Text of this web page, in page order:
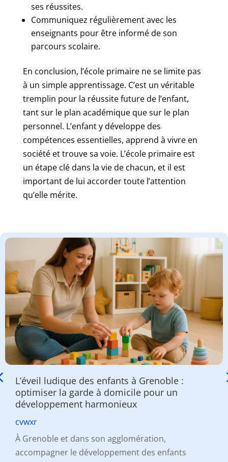
ses réussites.
Communiquez régulièrement avec les
enseignants pour être informé de son
parcours scolaire.
En conclusion, l’école primaire ne se limite pas
à un simple apprentissage. C’est un véritable
tremplin pour la réussite future de l’enfant,
tant sur le plan académique que sur le plan
personnel. L’enfant y développe des
compétences essentielles, apprend à vivre en
société et trouve sa voie. L’école primaire est
un étape clé dans la vie de chacun, et il est
important de lui accorder toute l’attention
qu’elle mérite.
L’éveil ludique des enfants à Grenoble :
optimiser la garde à domicile pour un
développement harmonieux
cvwxr
À Grenoble et dans son agglomération,
accompagner le développement des enfants